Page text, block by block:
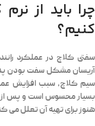
چرا باید از
کنیم؟
سفتی کلاچ در عملکرد
آریسان مشکل سفت بودن
سیم کلاچ، سبب افزایش
بسیار محسوس است و پس از
هنوز برای تهیه آن تعلل می